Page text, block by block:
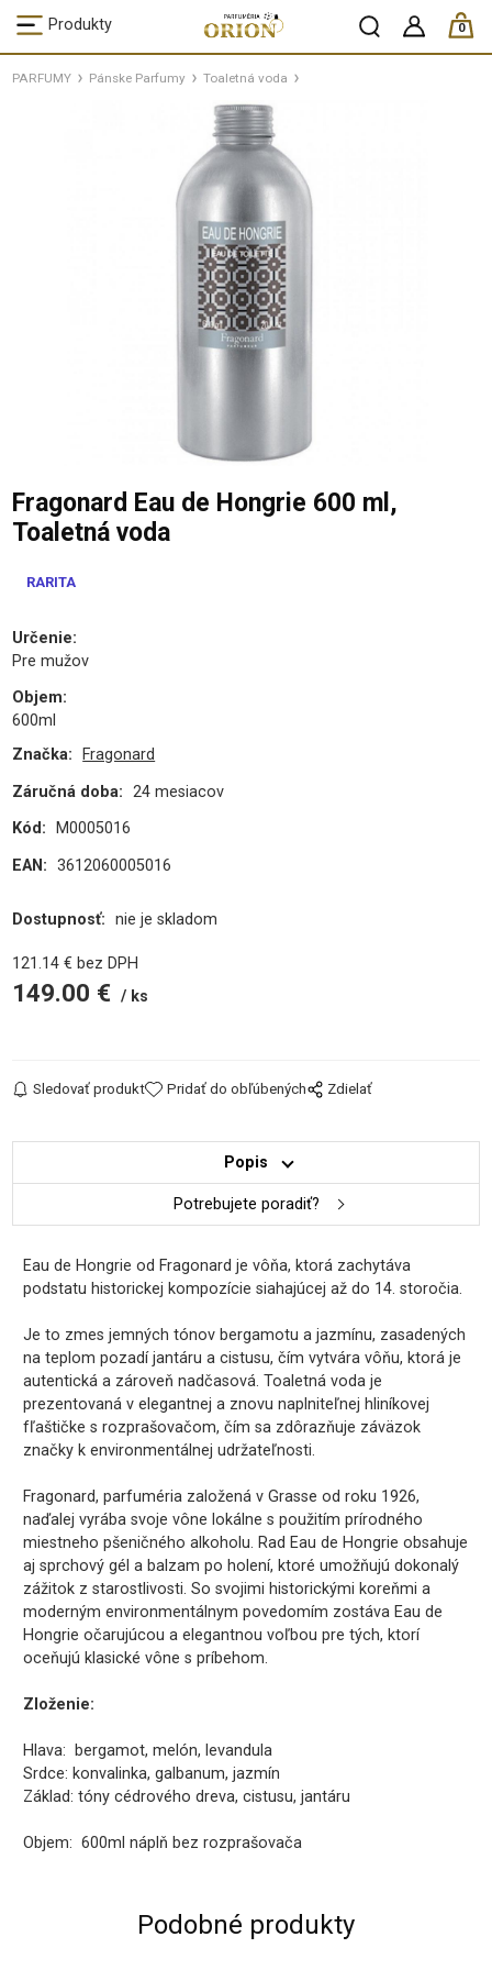
Produkty 0
ks /
PARFUMY Pánske Parfumy Toaletná voda
Fragonard Eau de Hongrie 600 ml,
Toaletná voda
RARITA
Určenie:
Pre mužov
Objem:
600ml
Značka:
Fragonard
Záručná doba: 24 mesiacov
Kód: M0005016
EAN: 3612060005016
Dostupnosť: nie je skladom
121.14 € bez DPH
149.00 € ks
Sledovať produkt Pridať do obľúbených Zdielať
Popis
Potrebujete poradiť?
Eau de Hongrie od Fragonard je vôňa, ktorá zachytáva
podstatu historickej kompozície siahajúcej až do 14. storočia.
Je to zmes jemných tónov bergamotu a jazmínu, zasadených
na teplom pozadí jantáru a cistusu, čím vytvára vôňu, ktorá je
autentická a zároveň nadčasová. Toaletná voda je
prezentovaná v elegantnej a znovu naplniteľnej hliníkovej
fľaštičke s rozprašovačom, čím sa zdôrazňuje záväzok
značky k environmentálnej udržateľnosti.
Fragonard, parfuméria založená v Grasse od roku 1926,
naďalej vyrába svoje vône lokálne s použitím prírodného
miestneho pšeničného alkoholu. Rad Eau de Hongrie obsahuje
aj sprchový gél a balzam po holení, ktoré umožňujú dokonalý
zážitok z starostlivosti. So svojimi historickými koreňmi a
moderným environmentálnym povedomím zostáva Eau de
Hongrie očarujúcou a elegantnou voľbou pre tých, ktorí
oceňujú klasické vône s príbehom.
Zloženie:
Hlava: bergamot, melón, levandula
Srdce: konvalinka, galbanum, jazmín
Základ: tóny cédrového dreva, cistusu, jantáru
Objem: 600ml náplň bez rozprašovača
Podobné produkty